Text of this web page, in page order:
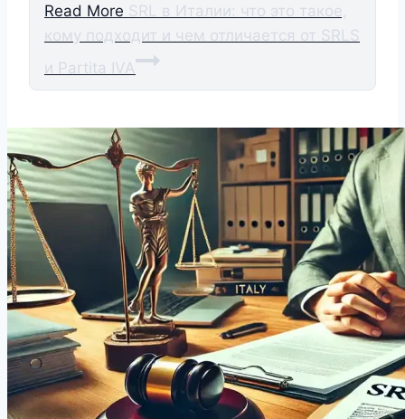
Read More SRL в Италии: что это такое,
кому подходит и чем отличается от SRLS
и Partita IVA